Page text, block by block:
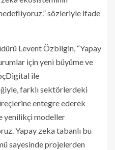
sözleriyle ifade
Levent Özbilgin, “Yapay
için yeni büyüme ve
ile
farklı sektörlerdeki
entegre ederek
yenilikçi modeller
Yapay zeka tabanlı bu
sayesinde projelerden